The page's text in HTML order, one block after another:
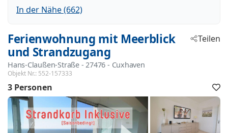
In der Nähe (662)
Ferienwohnung mit Meerblick
und Strandzugang
Hans-Claußen-Straße - 27476 - Cuxhaven
Objekt Nr.: 552-157333
Teilen
3 Personen